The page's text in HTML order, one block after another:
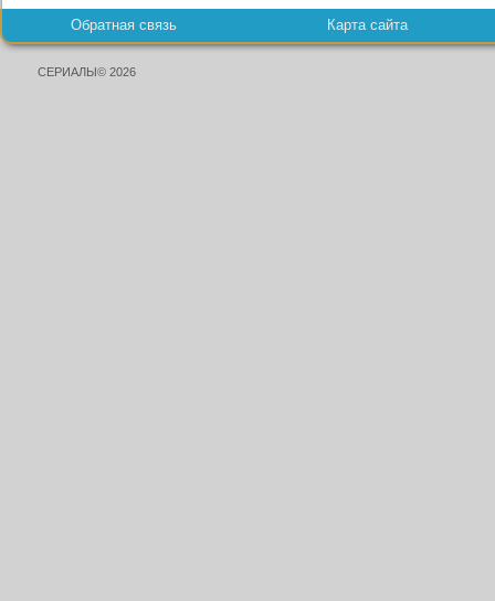
Обратная связь Карта сайта
СЕРИАЛЫ© 2026